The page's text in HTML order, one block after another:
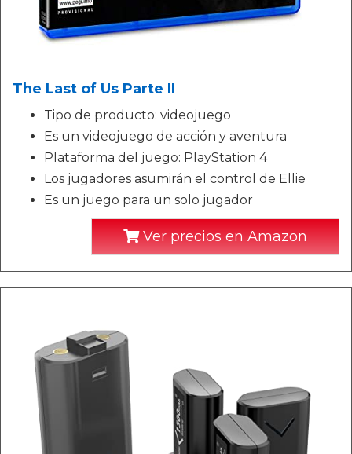
The Last of Us Parte II
Tipo de producto: videojuego
Es un videojuego de acción y aventura
Plataforma del juego: PlayStation 4
Los jugadores asumirán el control de Ellie
Es un juego para un solo jugador
Ver precios en Amazon